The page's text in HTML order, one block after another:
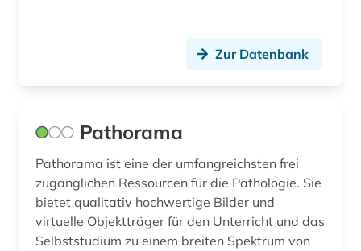
Zur Datenbank
Pathorama
Pathorama ist eine der umfangreichsten frei
zugänglichen Ressourcen für die Pathologie. Sie
bietet qualitativ hochwertige Bilder und
virtuelle Objektträger für den Unterricht und das
Selbststudium zu einem breiten Spektrum von